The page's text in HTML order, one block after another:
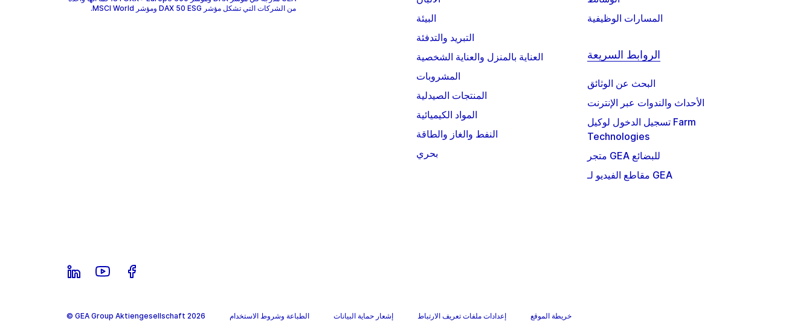
من الشركات التي تشكل مؤشر DAX 50 ESG ومؤشر MSCI World.
البيئة
التبريد والتدفئة
العناية بالمنزل والعناية الشخصية
المشروبات
المنتجات الصيدلية
المواد الكيميائية
النفط والغاز والطاقة
بحري
المسارات الوظيفية
الروابط السريعة
البحث عن الوثائق
الأحداث والندوات عبر الإنترنت
تسجيل الدخول لوكيل Farm
Technologies
متجر GEA للبضائع
مقاطع الفيديو لـ GEA
© GEA Group Aktiengesellschaft 2026 الطباعة وشروط الاستخدام إشعار حماية البيانات إعدادات ملفات تعريف الارتباط خريطة الموقع